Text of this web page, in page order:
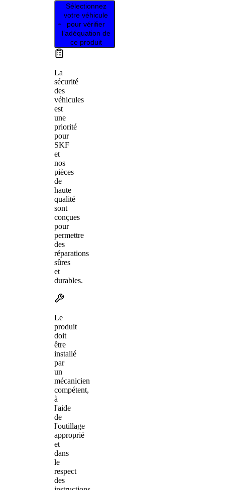
Sélectionnez
votre véhicule
pour vérifier
l’adéquation de
ce produit
La
sécurité
des
véhicules
est
une
priorité
pour
SKF
et
nos
pièces
de
haute
qualité
sont
conçues
pour
permettre
des
réparations
sûres
et
durables.
Le
produit
doit
être
installé
par
un
mécanicien
compétent,
à
l'aide
de
l'outillage
approprié
et
dans
le
respect
des